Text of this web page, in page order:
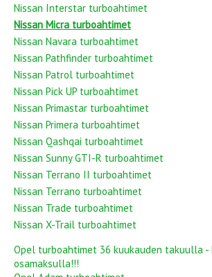
Nissan Interstar turboahtimet
Nissan Micra turboahtimet
Nissan Navara turboahtimet
Nissan Pathfinder turboahtimet
Nissan Patrol turboahtimet
Nissan Pick UP turboahtimet
Nissan Primastar turboahtimet
Nissan Primera turboahtimet
Nissan Qashqai turboahtimet
Nissan Sunny GTI-R turboahtimet
Nissan Terrano II turboahtimet
Nissan Terrano turboahtimet
Nissan Trade turboahtimet
Nissan X-Trail turboahtimet
Opel turboahtimet 36 kuukauden takuulla -
osamaksulla!!!